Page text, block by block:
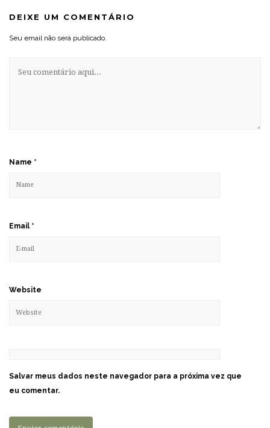
DEIXE UM COMENTÁRIO
Seu email não será publicado.
Name *
Email *
Website
Salvar meus dados neste navegador para a próxima vez que
eu comentar.